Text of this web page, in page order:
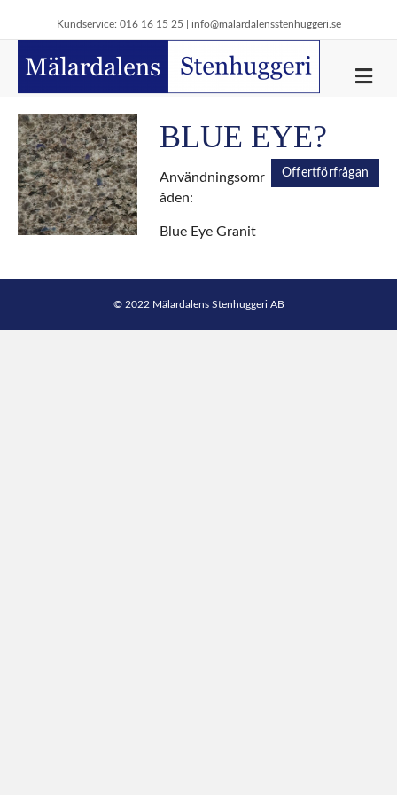
Kundservice: 016 16 15 25 | info@malardalensstenhuggeri.se
M
BLUE EYE?
Offertförfrågan
Användningsomr
åden:
Blue Eye Granit
© 2022 Mälardalens Stenhuggeri AB